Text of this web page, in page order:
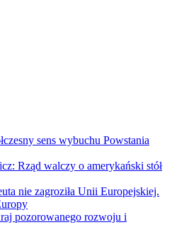
sens wybuchu Powstania
Rząd walczy o amerykański stół
nie zagroziła Unii Europejskiej.
pozorowanego rozwoju i